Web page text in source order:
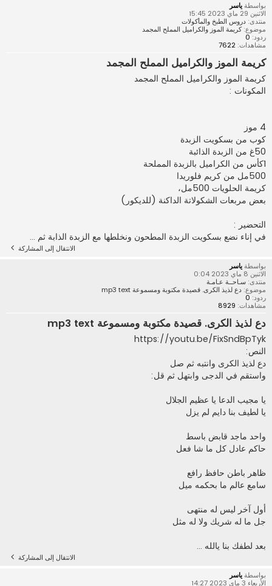
بواسطةياسر
الاثنين 29 ماي 2023 15:45
منتدى: دروس الطبخ والمأكولات
موضوع:كريمة الموز والكراميل المملح المجمد
ردود: 0
مشاهدات: 7622
كريمة الموز والكراميل المملح المجمد
كريمة الموز والكراميل المملح المجمد
المكونات :
4 موز
كوب من بسكويت الزبدة
50غ من الزبدة الذائبة
500مل من كريم فلوريدا
كريمة الحلويات 500مل،
بعض مربعات الشكولاتة الداكنة (للديكور)
التحضير :
في إناء نضع بسكويت الزبدة المطحون ونخلطها مع الزبدة الذابة ثم ...
الانتقال إلى المشاركة
بواسطةياسر
الاثنين 8 ماي 2023 0:04
منتدى: سـاحــة عـامـة
موضوع: دع لذيذ الكرى. قصيدة مكتوبة ومسموعة mp3 text
ردود: 0
مشاهدات: 8929
دع لذيذ الكرى. قصيدة مكتوبة ومسموعة mp3 text
https://youtu.be/FixSndBpTyk
النص:
دع لذيذ الكرى وانتبه ثم صل
واستقم في الدجى وابتهل ثم قل:
يا مجيب الدعا يا عظيم الجلال
يا لطيف بنا دايم لم يزل
واحد ماجد قابض باسط
حاكم عادل كل ما شا فعل
ظاهر باطن حافظ رافع
سامع عالم ما بحكمه ميل
أول آخر ليس له منتهى
جل ما له شريك ولا له مثل
بعد لطفك بنا يالله ...
الانتقال إلى المشاركة
بواسطةياسر
الأربعاء 3 ماي 2023 14:27